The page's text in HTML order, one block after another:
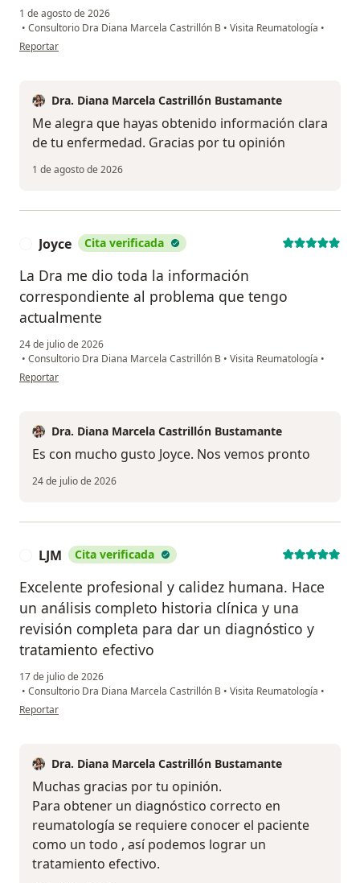
1 de agosto de 2026
• Consultorio Dra Diana Marcela Castrillón B • Visita Reumatología •
en opinión del usuario María Liliana Morales
Reportar
Dra. Diana Marcela Castrillón Bustamante
Me alegra que hayas obtenido información clara
de tu enfermedad. Gracias por tu opinión
1 de agosto de 2026
Joyce Cita verificada
La Dra me dio toda la información
correspondiente al problema que tengo
actualmente
24 de julio de 2026
• Consultorio Dra Diana Marcela Castrillón B • Visita Reumatología •
en opinión del usuario Joyce
Reportar
Dra. Diana Marcela Castrillón Bustamante
Es con mucho gusto Joyce. Nos vemos pronto
24 de julio de 2026
LJM Cita verificada
Excelente profesional y calidez humana. Hace
un análisis completo historia clínica y una
revisión completa para dar un diagnóstico y
tratamiento efectivo
17 de julio de 2026
• Consultorio Dra Diana Marcela Castrillón B • Visita Reumatología •
en opinión del usuario LJM
Reportar
Dra. Diana Marcela Castrillón Bustamante
Muchas gracias por tu opinión.
Para obtener un diagnóstico correcto en
reumatología se requiere conocer el paciente
como un todo , así podemos lograr un
tratamiento efectivo.